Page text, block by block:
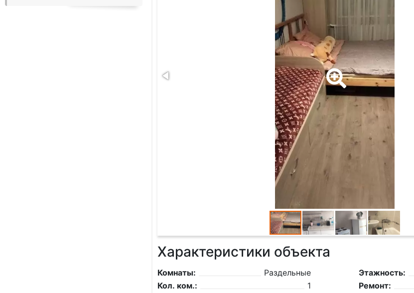
Характеристики объекта
Комнаты:
Раздельные
Кол. ком.:
1
Этажность:
Ремонт: